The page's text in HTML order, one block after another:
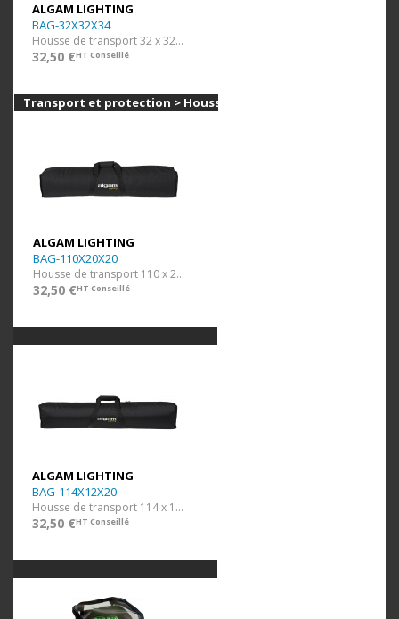
ALGAM LIGHTING
BAG-32X32X34
Housse de transport 32 x 32 34 cm
32,50 €HT Conseillé
Transport et protection > Housses
ALGAM LIGHTING
BAG-110X20X20
Housse de transport 110 x 20 x 20 cm
32,50 €HT Conseillé
ALGAM LIGHTING
BAG-114X12X20
Housse de transport 114 x 12 x 20 cm pour barre à LED
32,50 €HT Conseillé